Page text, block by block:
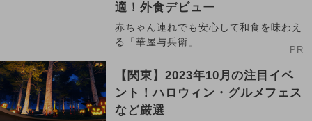
適！外食デビュー
赤ちゃん連れでも安心して和食を味わえ
る「華屋与兵衛」
PR
【関東】2023年10月の注目イベ
ント！ハロウィン・グルメフェス
など厳選